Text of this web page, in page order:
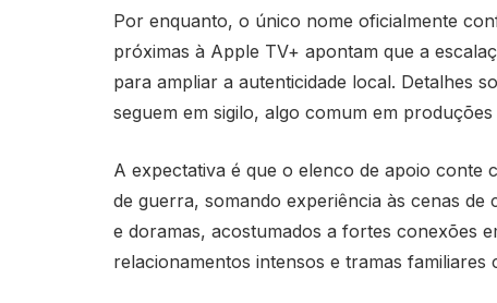
Por enquanto, o único nome oficialmente
próximas à Apple TV+ apontam que a
para ampliar a autenticidade local. Detalhes
seguem em sigilo, algo comum em
A expectativa é que o elenco de apoio conte
de guerra, somando experiência às cenas
e doramas, acostumados a fortes conexões
relacionamentos intensos e tramas familiares